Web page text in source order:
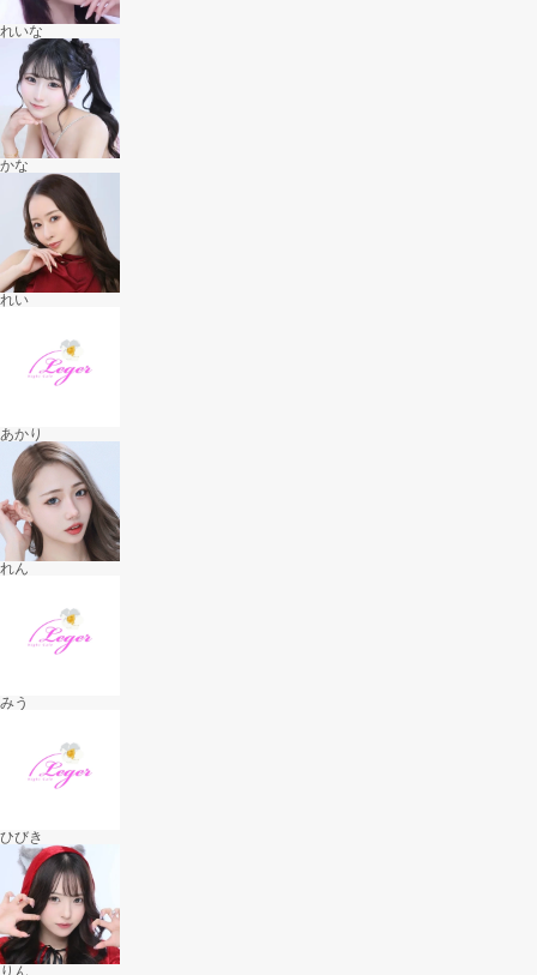
れいな
かな
れい
あかり
れん
みう
ひびき
りん